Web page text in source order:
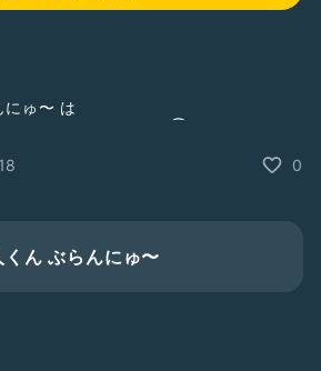
にゅ〜 は
キャスト番組です。(③サポート)
jp/podcast/%E3%82%B7%E3
0
くん ぶらんにゅ〜